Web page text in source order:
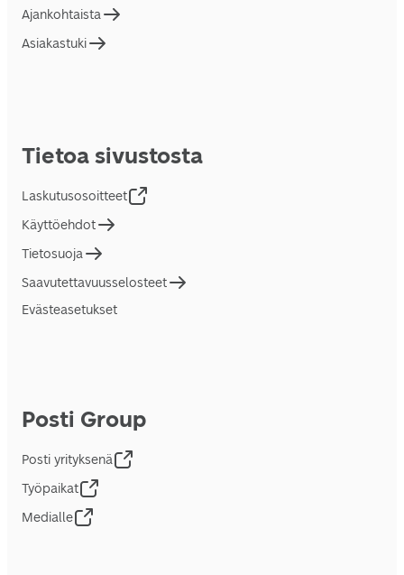
Ajankohtaista
Asiakastuki
Tietoa sivustosta
Laskutusosoitteet
Käyttöehdot
Tietosuoja
Saavutettavuusselosteet
Evästeasetukset
Posti Group
Posti yrityksenä
Työpaikat
Medialle